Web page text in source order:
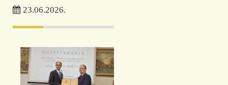
23.06.2026.